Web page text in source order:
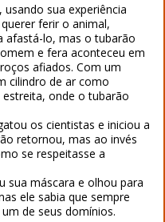
sua experiência
ferir o animal,
afastá-lo, mas o tubarão
e fera aconteceu em
afiados. Com um
cilindro de ar como
onde o tubarão
os cientistas e iniciou a
retornou, mas ao invés
se respeitasse a
sua máscara e olhou para
ele sabia que sempre
de seus domínios.